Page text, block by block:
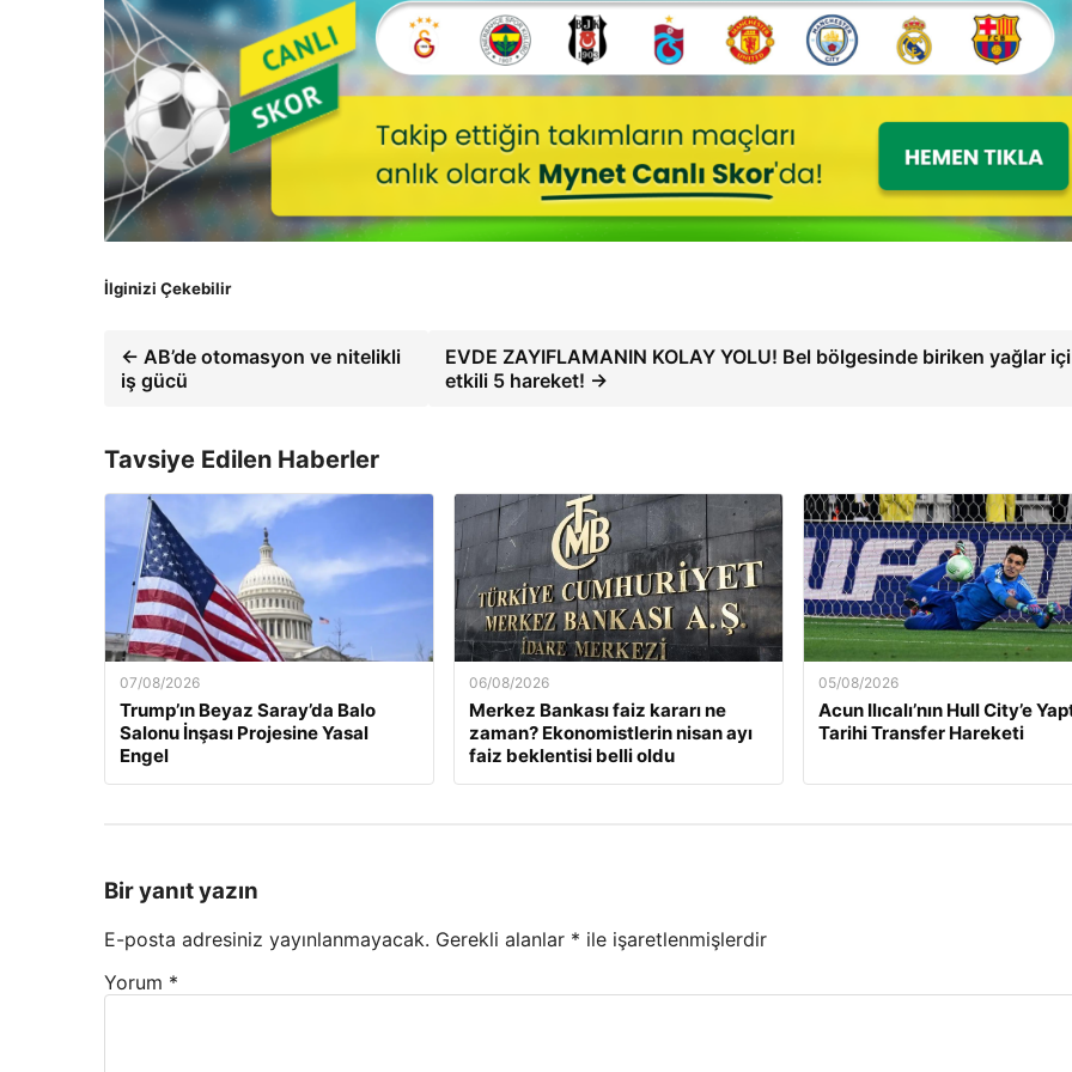
İlginizi Çekebilir
← AB’de otomasyon ve nitelikli
iş gücü
EVDE ZAYIFLAMANIN KOLAY YOLU! Bel bölgesinde biriken yağlar
etkili 5 hareket! →
Tavsiye Edilen Haberler
07/08/2026
Trump’ın Beyaz Saray’da Balo
Salonu İnşası Projesine Yasal
Engel
06/08/2026
Merkez Bankası faiz kararı ne
zaman? Ekonomistlerin nisan ayı
faiz beklentisi belli oldu
05/08/2026
Acun Ilıcalı’nın Hull City’e
Tarihi Transfer Hareketi
Bir yanıt yazın
E-posta adresiniz yayınlanmayacak. Gerekli alanlar * ile işaretlenmişlerdir
Yorum *